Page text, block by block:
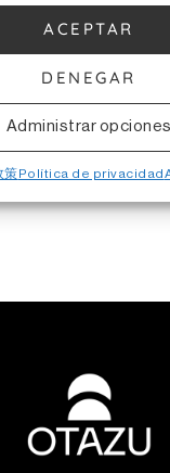
ACEPTAR
DENEGAR
Administrar opciones
策Política de privacidad
Pago de Otazu